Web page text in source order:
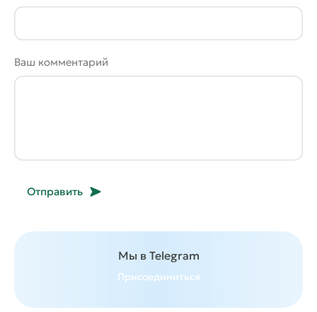
Ваш комментарий
Отправить
Мы в Telegram
Присоединиться